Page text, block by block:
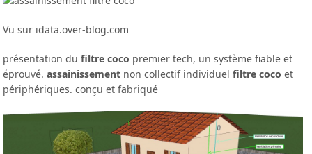
Vu sur idata.over-blog.com
présentation dufiltre coco premier tech, un système fiable et
éprouvé.assainissement non collectif individuelfiltre coco et
périphériques. conçu et fabriqué